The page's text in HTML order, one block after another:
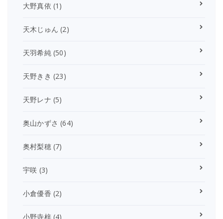
大野真依 (1)
天木じゅん (2)
天羽希純(50)
天野きき (23)
天野レナ (5)
奥山かずさ (64)
奥村梨穂(7)
宇咲 (3)
小倉優香 (2)
小野寺梓(4)